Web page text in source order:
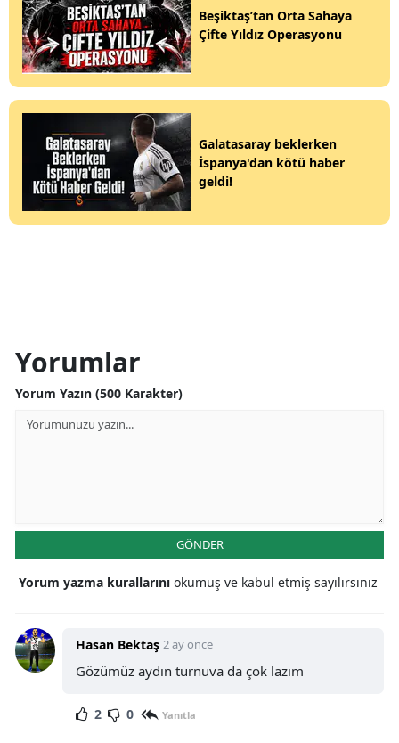
Beşiktaş’tan Orta Sahaya
Çifte Yıldız Operasyonu
Galatasaray beklerken
İspanya'dan kötü haber
geldi!
Yorumlar
Yorum Yazın (500 Karakter)
GÖNDER
Yorum yazma kurallarını okumuş ve kabul etmiş sayılırsınız
Hasan Bektaş 2 ay önce
Gözümüz aydın turnuva da çok lazım
2 0 Yanıtla